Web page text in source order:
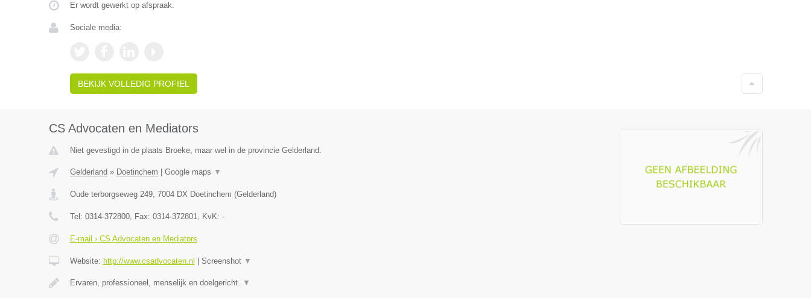
Er wordt gewerkt op afspraak.
Sociale media:
BEKIJK VOLLEDIG PROFIEL
CS Advocaten en Mediators
Niet gevestigd in de plaats Broeke, maar wel in de provincie Gelderland.
Gelderland » Doetinchem Google maps ▼
Oude terborgseweg 249, 7004 DX Doetinchem (Gelderland)
Tel: 0314-372800, Fax: 0314-372801, KvK: -
E-mail › CS Advocaten en Mediators
Website: http://www.csadvocaten.nl Screenshot ▼
Ervaren, professioneel, menselijk en doelgericht. ▼